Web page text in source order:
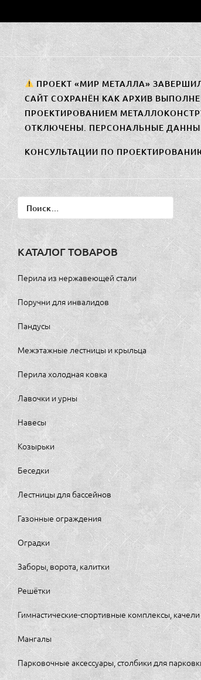
к
содержимому
ПРОЕКТ «МИР МЕТАЛЛА»
САЙТ СОХРАНЁН КАК АРХИВ
ПРОЕКТИРОВАНИЕМ
ОТКЛЮЧЕНЫ. ПЕРСОНАЛЬНЫЕ
КОНСУЛЬТАЦИИ ПО
Найти:
КАТАЛОГ ТОВАРОВ
Перила из нержавеющей стали
Поручни для инвалидов
Пандусы
Межэтажные лестницы и крыльца
Перила холодная ковка
Лавочки и урны
Навесы
Козырьки
Беседки
Лестницы для бассейнов
Газонные ограждения
Оградки
Заборы, ворота, калитки
Решётки
Гимнастические-спортивные комплексы, качели
Мангалы
Парковочные аксессуары, столбики для